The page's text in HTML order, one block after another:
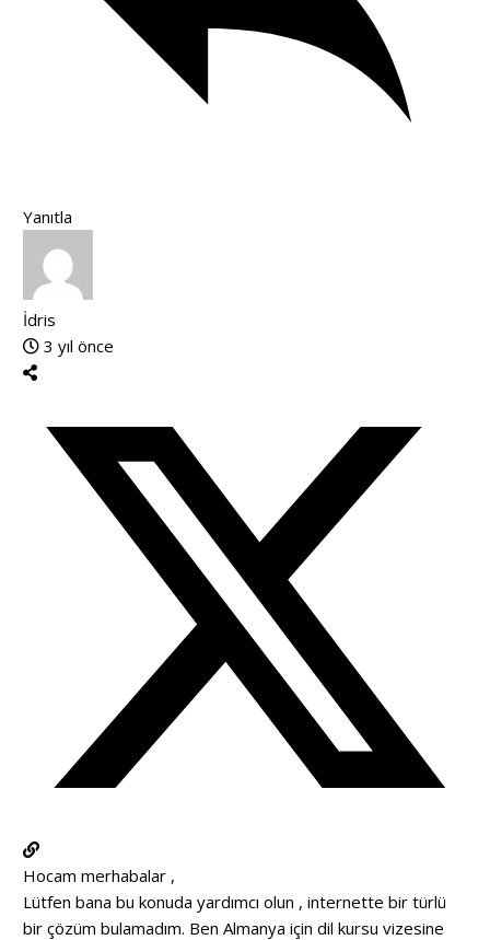
Yanıtla
İdris
3 yıl önce
Hocam merhabalar ,
Lütfen bana bu konuda yardımcı olun , internette bir türlü
bir çözüm bulamadım. Ben Almanya için dil kursu vizesine